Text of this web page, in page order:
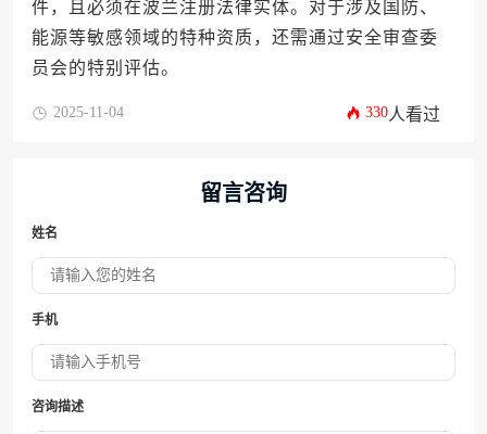
件，且必须在波兰注册法律实体。对于涉及国防、
能源等敏感领域的特种资质，还需通过安全审查委
员会的特别评估。
2025-11-04 330人看过
留言咨询
姓名
手机
咨询描述